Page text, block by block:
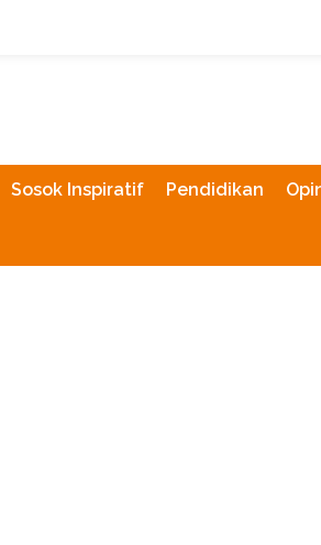
Sosok Inspiratif Pendidikan